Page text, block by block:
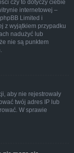
czy to dotyczy ciebie
internetowej –
Limited i
z wyjątkiem przypadku
nadużyć lub
nie są punktem
aby nie rejestrowały
twój adres IP lub
W sprawie